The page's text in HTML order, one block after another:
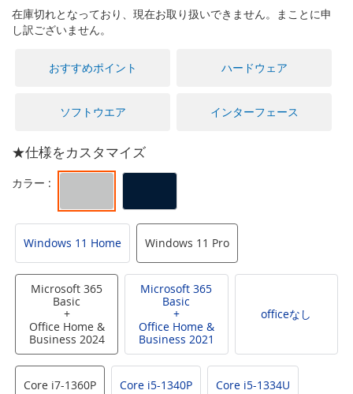
移
動
す
在庫切れとなっており、現在お取り扱いできません。まことに申
し訳ございません。
おすすめポイント ハードウェア
ソフトウエア インターフェース
★仕様をカスタマイズ
Windows 11 Home Windows 11 Pro
Microsoft 365
Basic
+
Office Home &
Business 2024
Microsoft 365
Basic
+
Office Home &
Business 2021
officeなし
Core i7-1360P Core i5-1340P Core i5-1334U